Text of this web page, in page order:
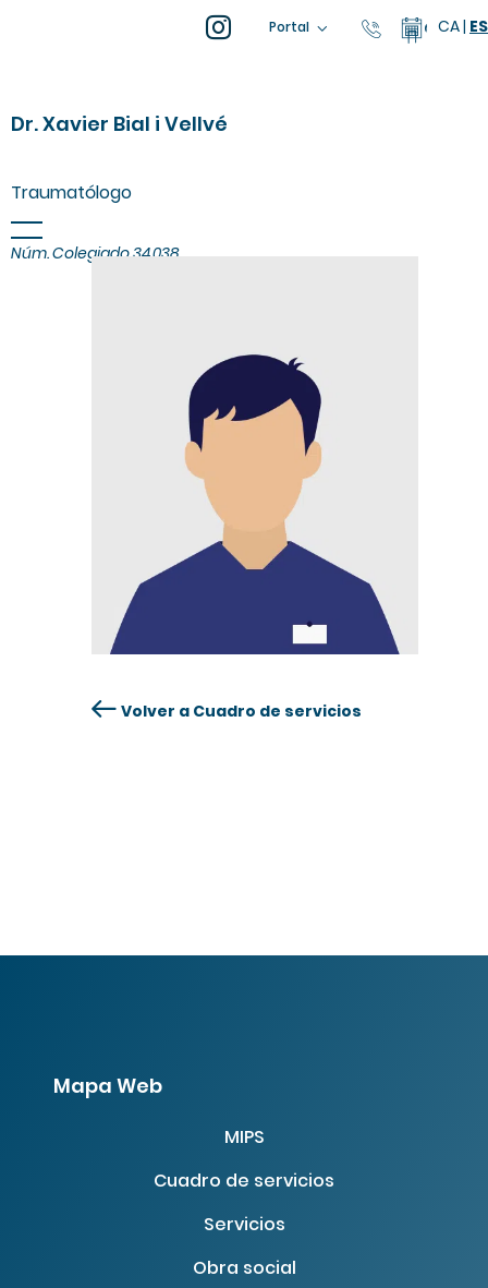
Portal 93 805 04
CA| ES
Dr. Xavier Bial i Vellvé
Traumatólogo
Núm. Colegiado 34.038
Volver a Cuadro de servicios
Mapa Web
MIPS
Cuadro de servicios
Servicios
Obra social